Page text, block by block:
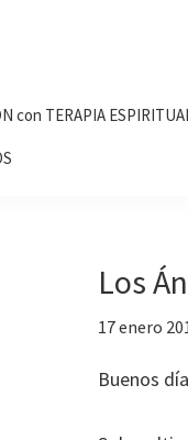
con TERAPIA
Los
17 enero
Buenos